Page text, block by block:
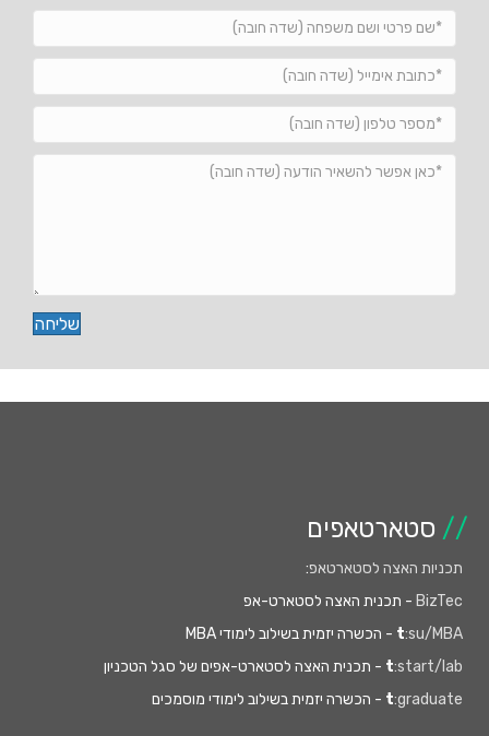
שליחה
// סטארטאפים
תכניות האצה לסטארטאפ:
BizTec - תכנית האצה לסטארט-אפ
t:su/MBA
- הכשרה יזמית בשילוב לימודי MBA
t:start/lab
- תכנית האצה לסטארט-אפים של סגל הטכניון
t:graduate - הכשרה יזמית בשילוב לימודי מוסמכים